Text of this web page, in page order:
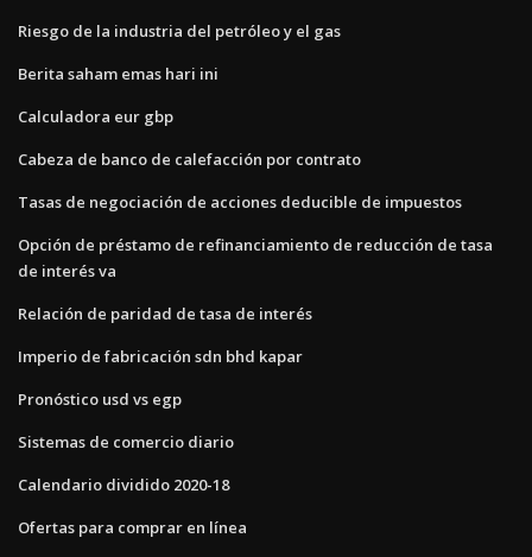
Riesgo de la industria del petróleo y el gas
Berita saham emas hari ini
Calculadora eur gbp
Cabeza de banco de calefacción por contrato
Tasas de negociación de acciones deducible de impuestos
Opción de préstamo de refinanciamiento de reducción de tasa
de interés va
Relación de paridad de tasa de interés
Imperio de fabricación sdn bhd kapar
Pronóstico usd vs egp
Sistemas de comercio diario
Calendario dividido 2020-18
Ofertas para comprar en línea